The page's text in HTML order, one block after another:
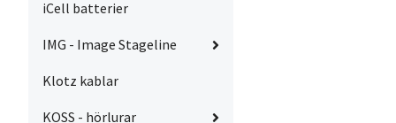
iCell batterier
IMG - Image Stageline
Klotz kablar
KOSS - hörlurar